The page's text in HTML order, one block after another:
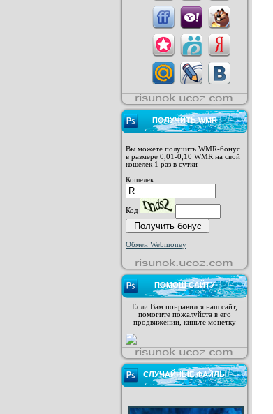
ПОЛУЧИТЬ WMR
Вы можете получить WMR-бонус
в размере 0,01-0,10 WMR на свой
кошелек 1 раз в сутки
Кошелек
Код
Обмен Webmoney
ПОМОЩ САЙТУ
Если Вам понравился наш сайт,
помогите пожалуйста в его
продвижении, киньте монетку
СЛУЧАЙНЫЕ ФАЙЛЫ